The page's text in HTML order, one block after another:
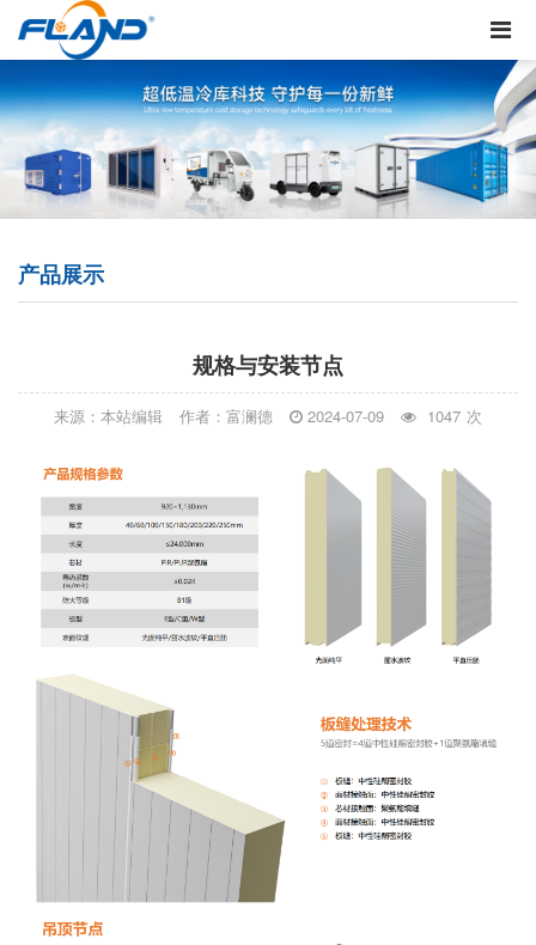
产品展示
规格与安装节点
来源：本站编辑 作者：富澜德 2024-07-09 1047 次